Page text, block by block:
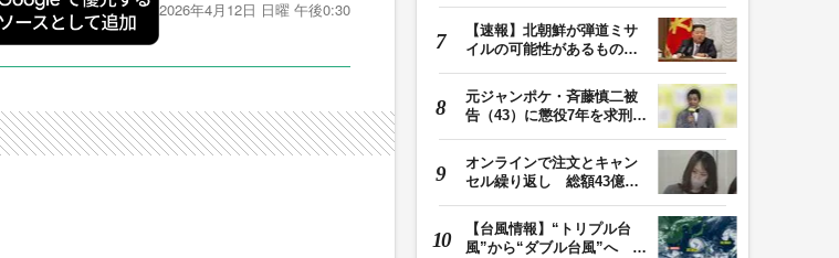
2026年4月12日 日曜 午後0:30
【速報】北朝鮮が弾道ミサ
イルの可能性があるものを
元ジャンポケ・斉藤慎二被
告（43）に懲役7年を求刑
オンラインで注文とキャン
セル繰り返し 総額43億円
【台風情報】“トリプル台
風”から“ダブル台風”へ 13